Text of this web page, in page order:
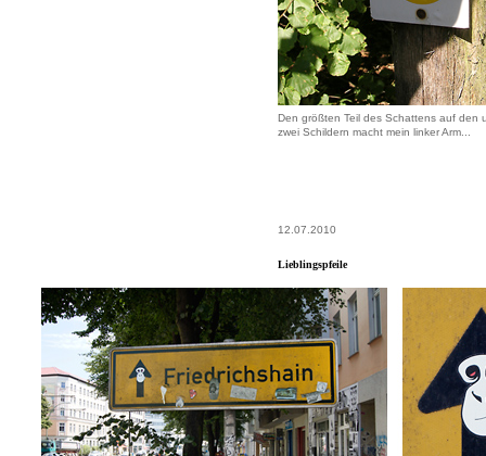
Den größten Teil des Schattens auf den
zwei Schildern macht mein linker Arm...
12.07.2010
Lieblingspfeile